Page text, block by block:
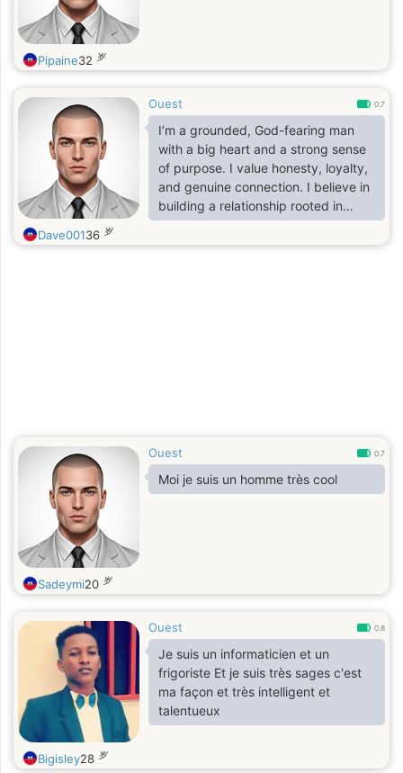
Pipaine32 岁
Ouest 0.7
I’m a grounded, God-fearing man
with a big heart and a strong sense
of purpose. I value honesty, loyalty,
and genuine connection. I believe in
building a relationship rooted in
trust, laughter, and mutual growth.
I’m here to find a serious, loving
Dave00136 岁
Ouest 0.7
Moi je suis un homme très cool
Sadeymi20 岁
Ouest 0.8
Je suis un informaticien et un
frigoriste Et je suis très sages c'est
ma façon et très intelligent et
talentueux
Bigisley28 岁